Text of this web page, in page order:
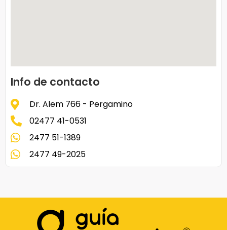
Info de contacto
Dr. Alem 766 - Pergamino
02477 41-0531
2477 51-1389
2477 49-2025